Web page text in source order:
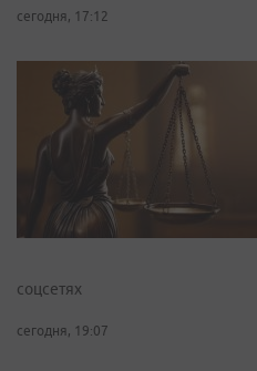
сегодня, 17:12
соцсетях
сегодня, 19:07